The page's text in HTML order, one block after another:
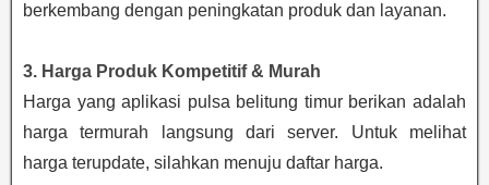
berkembang dengan peningkatan produk dan layanan.
3. Harga Produk Kompetitif & Murah
Harga yang aplikasi pulsa belitung timur berikan adalah
harga termurah langsung dari server. Untuk melihat
harga terupdate, silahkan menuju daftar harga.